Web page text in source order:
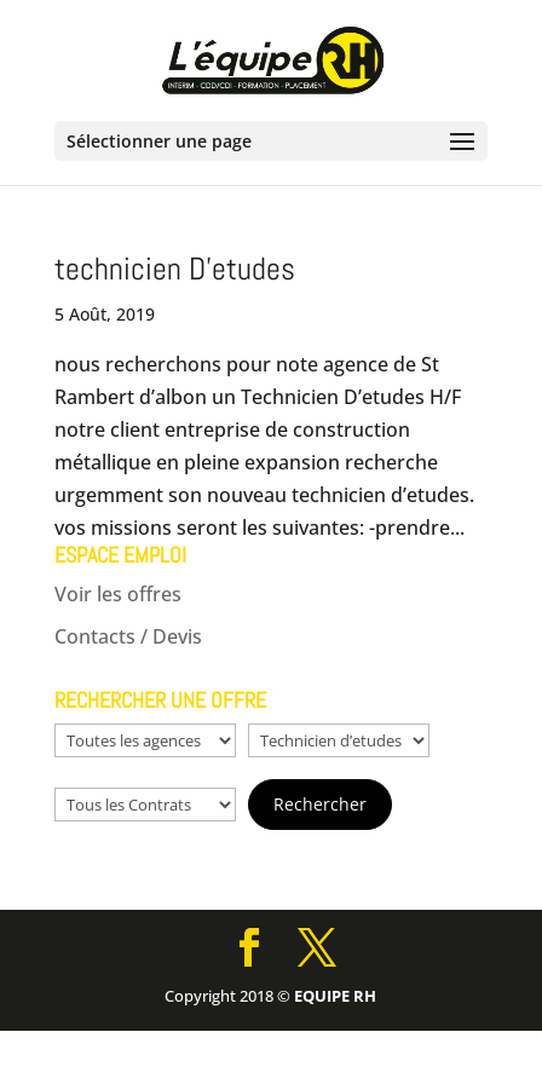
Sélectionner une page
technicien D’etudes
5 Août, 2019
nous recherchons pour note agence de St
Rambert d’albon un Technicien D’etudes H/F
notre client entreprise de construction
métallique en pleine expansion recherche
urgemment son nouveau technicien d’etudes.
vos missions seront les suivantes: -prendre...
ESPACE EMPLOI
Voir les offres
Contacts / Devis
RECHERCHER UNE OFFRE
Copyright 2018 © EQUIPE RH